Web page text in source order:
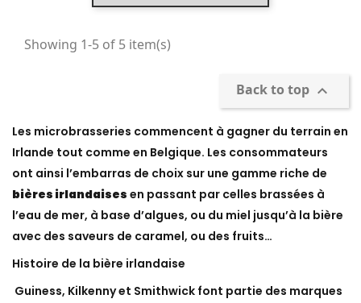
Showing 1-5 of 5 item(s)
Back to top 
Les microbrasseries commencent à gagner du terrain en
Irlande tout comme en Belgique. Les consommateurs
ont ainsi l’embarras de choix sur une gamme riche de
bières irlandaises en passant par celles brassées à
l’eau de mer, à base d’algues, ou du miel jusqu’à la bière
avec des saveurs de caramel, ou des fruits…
Histoire de la bière irlandaise
Guiness, Kilkenny et Smithwick font partie des marques